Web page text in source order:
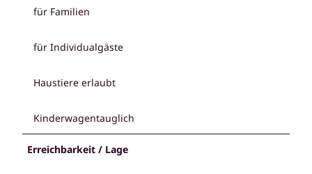
für Familien
für Individualgäste
Haustiere erlaubt
Kinderwagentauglich
Erreichbarkeit / Lage